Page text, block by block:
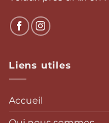
Liens utiles
Accueil